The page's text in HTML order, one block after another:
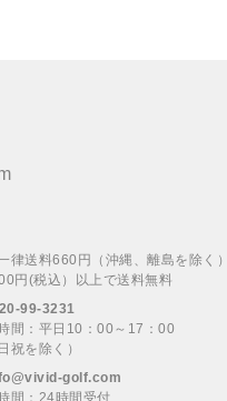
律送料660円（沖縄、離島を除く）
円(税込）以上で送料無料
99-3231
間：平日10：00～17：00
祝を除く）
golf.com
間：24時間受付